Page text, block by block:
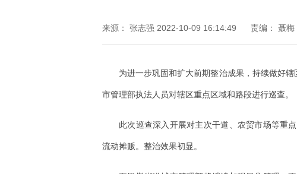
来源： 张志强 2022-10-09 16:14:49 责编： 聂梅
为进一步巩固和扩大前期整治成果，持续做好
市管理部执法人员对辖区重点区域和路段进行巡查。
此次巡查深入开展对主次干道、农贸市场等重
流动摊贩。整治效果初显。